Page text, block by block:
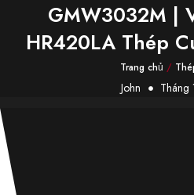
GMW3032M |
HR420LA Thép
Trang chủ /
John